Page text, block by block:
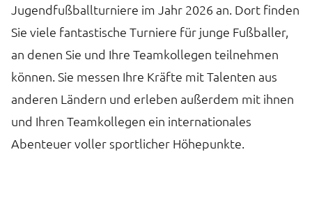
Jugendfußballturniere im Jahr 2026 an. Dort finden
Sie viele fantastische Turniere für junge Fußballer,
an denen Sie und Ihre Teamkollegen teilnehmen
können. Sie messen Ihre Kräfte mit Talenten aus
anderen Ländern und erleben außerdem mit ihnen
und Ihren Teamkollegen ein internationales
Abenteuer voller sportlicher Höhepunkte.